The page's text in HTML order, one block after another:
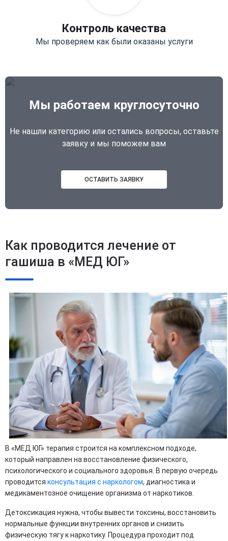
Контроль качества
Мы проверяем как были оказаны услуги
Мы работаем круглосуточно
Не нашли категорию или остались вопросы, оставьте
заявку и мы поможем вам
ОСТАВИТЬ ЗАЯВКУ
Как проводится лечение от
гашиша в «МЕД ЮГ»
В «МЕД ЮГ» терапия строится на комплексном подходе,
который направлен на восстановление физического,
психологического и социального здоровья. В первую очередь
проводится консультация с наркологом, диагностика и
медикаментозное очищение организма от наркотиков.
Детоксикация нужна, чтобы вывести токсины, восстановить
нормальные функции внутренних органов и снизить
физическую тягу к наркотику. Процедура проходит под